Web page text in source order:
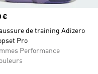
€
de training Adizero
Pro
Performance